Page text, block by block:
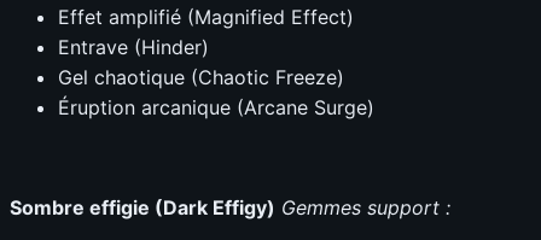
Effet amplifié (Magnified Effect)
Entrave (Hinder)
Gel chaotique (Chaotic Freeze)
Éruption arcanique (Arcane Surge)
Sombre effigie (Dark Effigy) Gemmes support :